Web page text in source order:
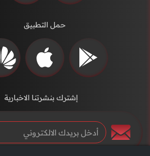
حمل التطبيق
إشترك بنشرتنا الاخبارية